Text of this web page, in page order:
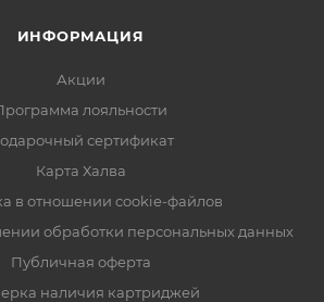
ИНФОРМАЦИЯ
Акции
лояльности
сертификат
Карта Халва
в отношении cookie-файлов
обработки персональных данных
Публичная оферта
наличия картриджей